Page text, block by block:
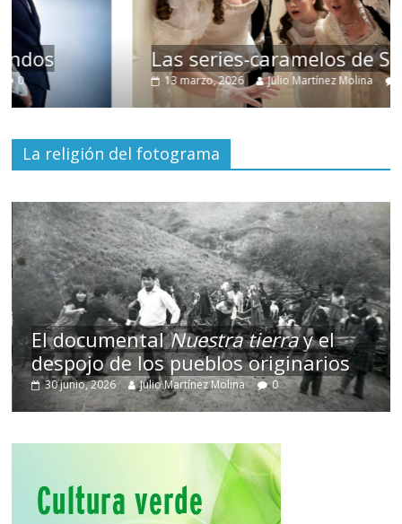
Las series-caramelos de Shondaland
13 marzo, 2026 Julio Martínez Molina 0
La religión del fotograma
El documentalNuestra tierray el
despojo de los pueblos originarios
30 junio, 2026 Julio Martínez Molina 0